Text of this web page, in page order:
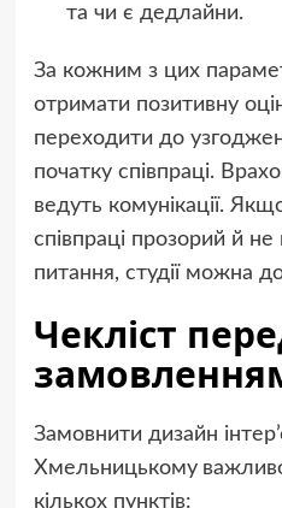
та чи є дедлайни.
За кожним з цих
отримати позитивну
переходити до
початку співпраці.
ведуть комунікації.
співпраці прозорий й не
питання, студії можна
Чекліст
Замовнити дизайн
Хмельницькому
кількох пунктів: